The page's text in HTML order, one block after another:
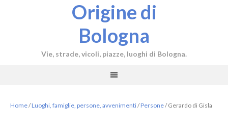
Origine di
Bologna
Vie, strade, vicoli, piazze, luoghi di Bologna.
Home/Luoghi, famiglie, persone, avvenimenti/Persone/Gerardo di Gisla